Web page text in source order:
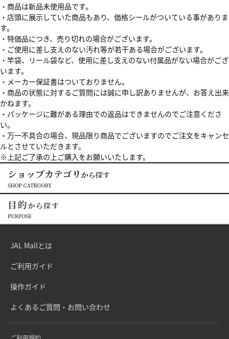
・商品は新品未使用品です。
・店頭に展示していた商品もあり、価格シールがついている事がありま
す。
・特価品につき、売り切れの場合がございます。
・ご使用に差し支えのない汚れ等が若干ある場合がございます。
・竿袋、リール袋など、使用に差し支えのない付属品がない場合がござ
います。
・メーカー保証書はついておりません。
・商品の状態に対するご質問には誠に申し訳ありませんが、お答え出来
かねます。
・パッケージに難がある理由での返品はできませんのでご注意くださ
い。
・万一不具合の場合、現品限り商品でございますのでご注文をキャンセ
ルとさせていただきます。
※上記ご了承の上ご購入をお願いいたします。
JAL Mallとは
ご利用ガイド
操作ガイド
よくあるご質問・お問い合わせ